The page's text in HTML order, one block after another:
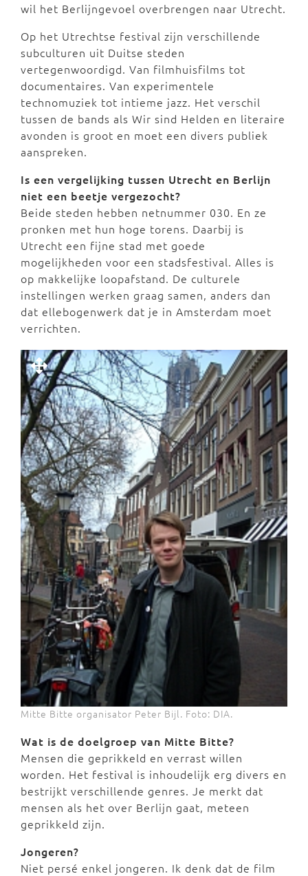
wil het Berlijngevoel overbrengen naar Utrecht.
Op het Utrechtse festival zijn verschillende
subculturen uit Duitse steden
vertegenwoordigd. Van filmhuisfilms tot
documentaires. Van experimentele
technomuziek tot intieme jazz. Het verschil
tussen de bands als Wir sind Helden en literaire
avonden is groot en moet een divers publiek
aanspreken.
Is een vergelijking tussen Utrecht en Berlijn
niet een beetje vergezocht?
Beide steden hebben netnummer 030. En ze
pronken met hun hoge torens. Daarbij is
Utrecht een fijne stad met goede
mogelijkheden voor een stadsfestival. Alles is
op makkelijke loopafstand. De culturele
instellingen werken graag samen, anders dan
dat ellebogenwerk dat je in Amsterdam moet
verrichten.
Mitte Bitte organisator Peter Bijl. Foto: DIA.
Wat is de doelgroep van Mitte Bitte?
Mensen die geprikkeld en verrast willen
worden. Het festival is inhoudelijk erg divers en
bestrijkt verschillende genres. Je merkt dat
mensen als het over Berlijn gaat, meteen
geprikkeld zijn.
Jongeren?
Niet persé enkel jongeren. Ik denk dat de film